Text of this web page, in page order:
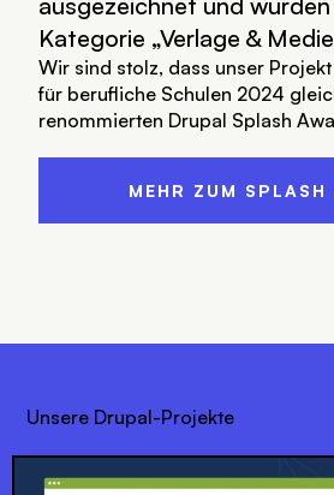
Kategorie „Verlage &
Wir sind stolz, dass unser Projekt
für berufliche Schulen 2024
renommierten Drupal Splash
MEHR ZUM SPLASH
Unsere Drupal-Projekte